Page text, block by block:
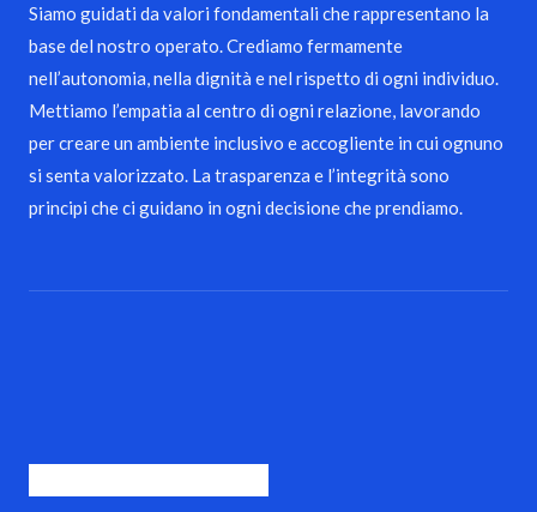
Siamo guidati da valori fondamentali che rappresentano la
base del nostro operato. Crediamo fermamente
nell’autonomia, nella dignità e nel rispetto di ogni individuo.
Mettiamo l’empatia al centro di ogni relazione, lavorando
per creare un ambiente inclusivo e accogliente in cui ognuno
si senta valorizzato. La trasparenza e l’integrità sono
principi che ci guidano in ogni decisione che prendiamo.